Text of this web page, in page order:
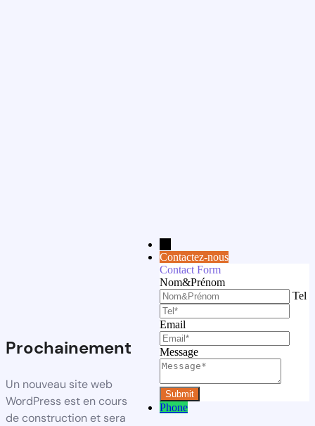
Prochainement
Un nouveau site web
WordPress est en cours
de construction et sera
Contactez-nous
Contact Form
Nom&Prénom
Tel
Email
Message
Phone